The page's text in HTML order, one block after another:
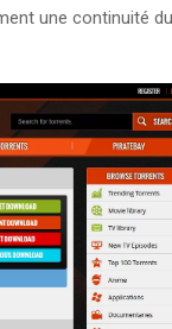
une continuité